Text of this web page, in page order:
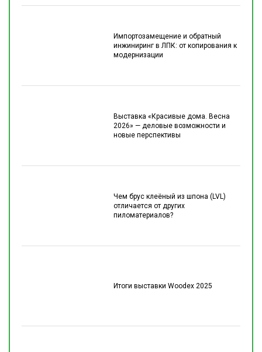
Импортозамещение и обратный
инжиниринг в ЛПК: от копирования к
модернизации
Выставка «Красивые дома. Весна
2026» — деловые возможности и
новые перспективы
Чем брус клеёный из шпона (LVL)
отличается от других
пиломатериалов?
Итоги выставки Woodex 2025